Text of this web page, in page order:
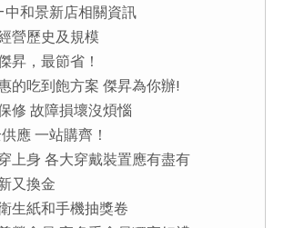
和景新店相關資訊
營歷史及規模
昇，最節省！
的吃到飽方案 傑昇為你辦!
修 故障損壞沒煩惱
應 一站購齊！
上身 各大穿戴裝置應有盡有
又換金
生紙和手機抽獎卷